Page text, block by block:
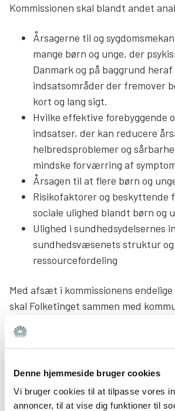
Denne hjemmeside bruger cookies
Vi bruger cookies til at tilpasse vores
annoncer, til at vise dig funktioner til
Kommissionen skal blandt andet
Årsagerne til og
mange børn og unge, der
Danmark og på baggrund
indsatsområder der fremover
kort og lang sigt.
Hvilke effektive forebyggende
indsatser, der kan reducere
helbredsproblemer og
mindske forværring af
Årsagen til at flere børn og
Risikofaktorer og beskyttende
sociale ulighed blandt børn og
Ulighed i sundhedsydelsernes
sundhedsvæsenets struktur og
ressourcefordeling
Med afsæt i kommissionens
skal Folketinget sammen med
udarbejde en national
af psykisk mistrivsel blandt børn og
handlingsplanen evalueres og
løbende monitorering af børn og
Danmark.